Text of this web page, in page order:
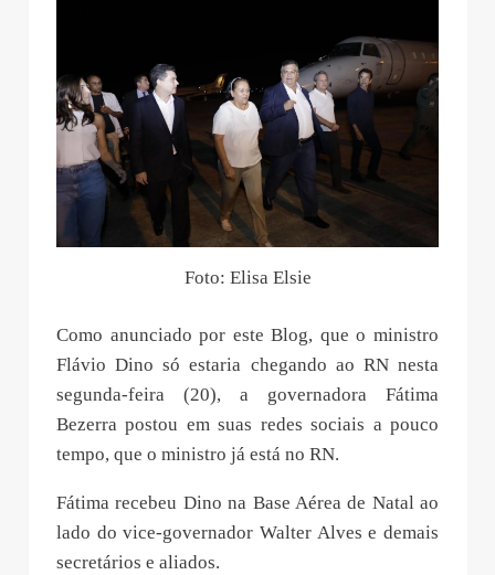
Foto: Elisa Elsie
Como anunciado por este Blog, que o ministro
Flávio Dino só estaria chegando ao RN nesta
segunda-feira (20), a governadora Fátima
Bezerra postou em suas redes sociais a pouco
tempo, que o ministro já está no RN.
Fátima recebeu Dino na Base Aérea de Natal ao
lado do vice-governador Walter Alves e demais
secretários e aliados.